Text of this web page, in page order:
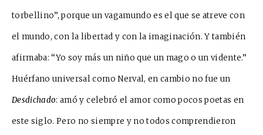
torbellino”, porque un vagamundo es el que se atreve con
el mundo, con la libertad y con la imaginación. Y también
afirmaba: “Yo soy más un niño que un mago o un vidente.”
Huérfano universal como Nerval, en cambio no fue un
Desdichado: amó y celebró el amor como pocos poetas en
este siglo. Pero no siempre y no todos comprendieron